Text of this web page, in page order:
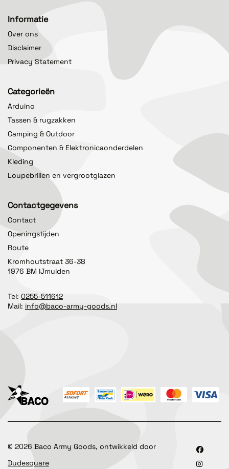
Informatie
Over ons
Disclaimer
Privacy Statement
Categorieën
Arduino
Tassen & rugzakken
Camping & Outdoor
Componenten & Elektronicaonderdelen
Kleding
Loupebrillen en vergrootglazen
Contactgegevens
Contact
Openingstijden
Route
Kromhoutstraat 36-38
1976 BM IJmuiden
Tel: 0255-511612
Mail: info@baco-army-goods.nl
© 2026 Baco Army Goods, ontwikkeld door
Dudesquare